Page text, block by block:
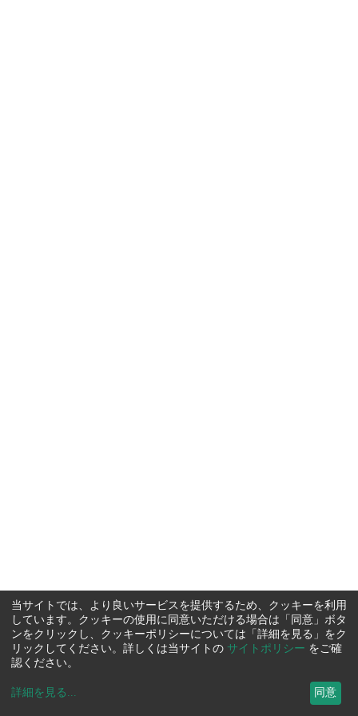
当サイトでは、より良いサービスを提供するため、クッキーを利用
しています。クッキーの使用に同意いただける場合は「同意」ボタ
ンをクリックし、クッキーポリシーについては「詳細を見る」をク
リックしてください。詳しくは当サイトの サイトポリシー をご確
認ください。
詳細を見る ... 同意